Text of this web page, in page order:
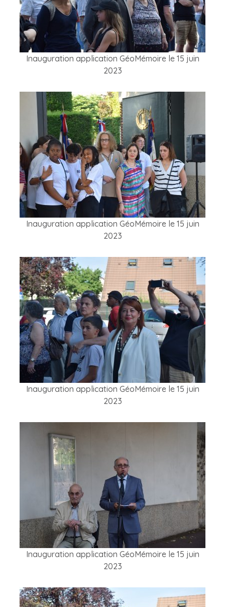
Inauguration application GéoMémoire le 15 juin
2023
Inauguration application GéoMémoire le 15 juin
2023
Inauguration application GéoMémoire le 15 juin
2023
Inauguration application GéoMémoire le 15 juin
2023